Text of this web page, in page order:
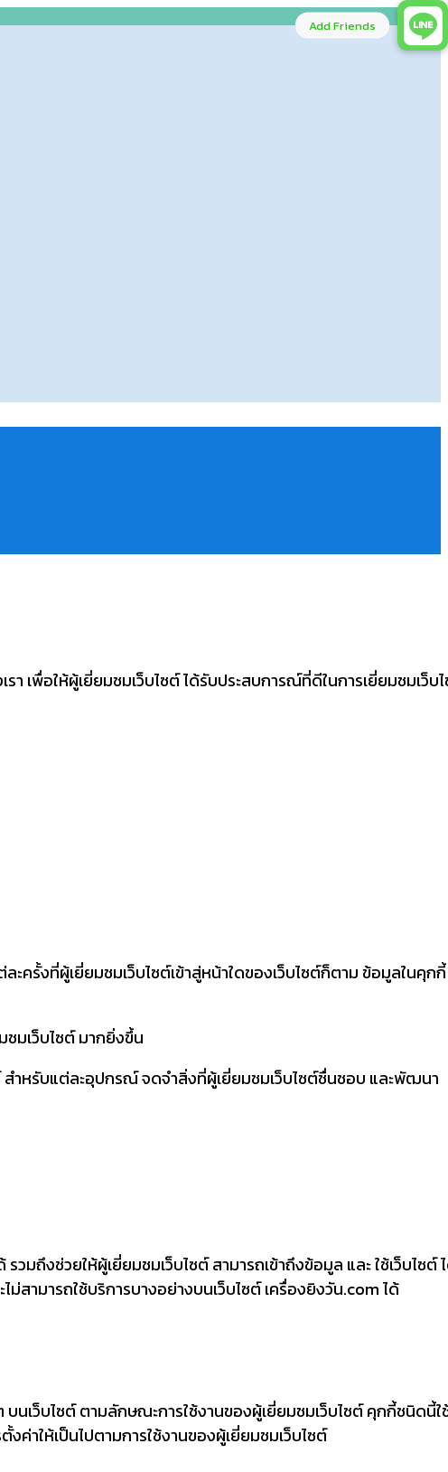
เพื่อให้ผู้เยี่ยมชมเว็บไซต์ ได้รับประสบการณ์ที่ดีในการเยี่ยมชมเว็บ
ครั้งที่ผู้เยี่ยมชมเว็บไซต์เข้าสู่หน้าใดของเว็บไซต์ก็ตาม ข้อมูลในคุก
ชมเว็บไซต์ มากยิ่งขึ้น
สำหรับแต่ละอุปกรณ์ จดจำสิ่งที่ผู้เยี่ยมชมเว็บไซต์ชื่นชอบ และพัฒนา
มถึงช่วยให้ผู้เยี่ยมชมเว็บไซต์ สามารถเข้าถึงข้อมูล และ ใช้เว็บไซต์
สามารถใช้บริการบางอย่างบนเว็บไซต์ เครื่องยิงวัน.com ได้
นเว็บไซต์ ตามลักษณะการใช้งานของผู้เยี่ยมชมเว็บไซต์ คุกกี้ชนิดนี้ใ
ค่าให้เป็นไปตามการใช้งานของผู้เยี่ยมชมเว็บไซต์